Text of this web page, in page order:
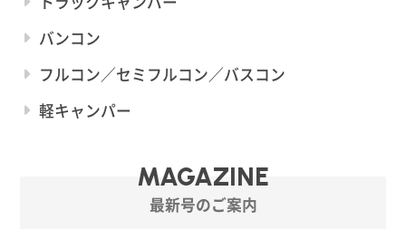
バンコン
フルコン／セミフルコン／バスコン
軽キャンパー
MAGAZINE
最新号のご案内